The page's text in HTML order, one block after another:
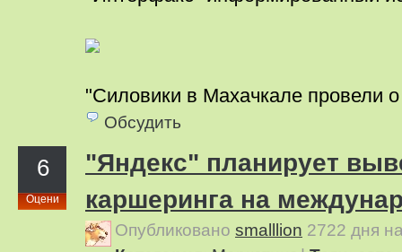
"Силовики в Махачкале провели
Обсудить
6
Оцени
"Яндекс" планирует
каршеринга на
Опубликовано smalllion 2722 дня